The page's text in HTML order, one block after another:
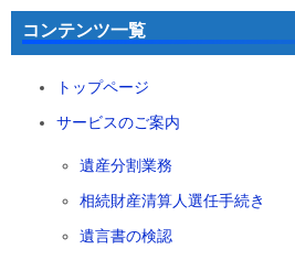
コンテンツ一覧
トップページ
サービスのご案内
遺産分割業務
相続財産清算人選任手続き
遺言書の検認